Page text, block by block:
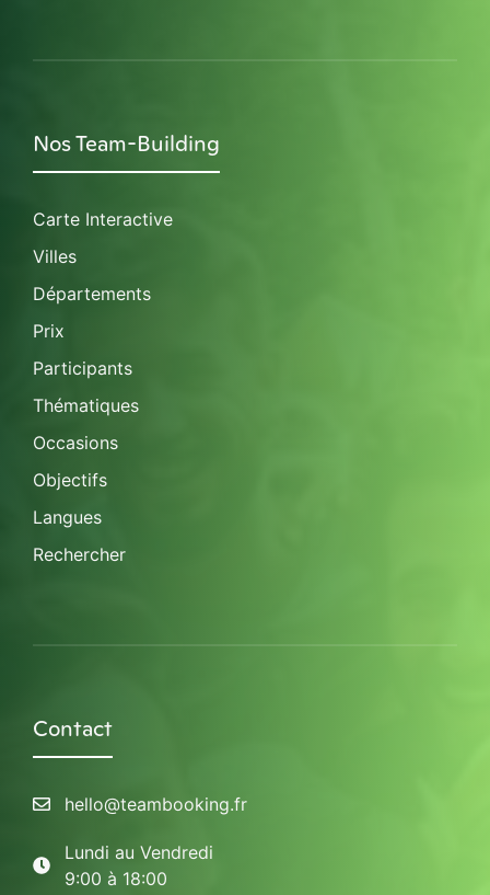
Nos Team-Building
Carte Interactive
Villes
Départements
Prix
Participants
Thématiques
Occasions
Objectifs
Langues
Rechercher
Contact
hello@teambooking.fr
Lundi au Vendredi
9:00 à 18:00